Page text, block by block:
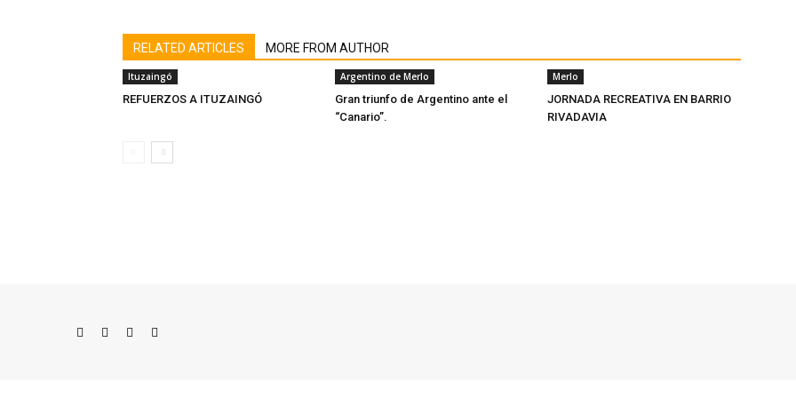
RELATED ARTICLES MORE FROM AUTHOR
Ituzaingó
REFUERZOS A ITUZAINGÓ
Argentino de Merlo
Gran triunfo de Argentino ante el
“Canario”.
Merlo
JORNADA RECREATIVA EN BARRIO
RIVADAVIA